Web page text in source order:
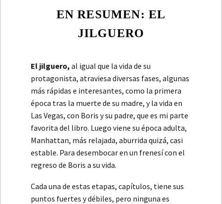
EN RESUMEN: EL
JILGUERO
El jilguero, al igual que la vida de su
protagonista, atraviesa diversas fases, algunas
más rápidas e interesantes, como la primera
época tras la muerte de su madre, y la vida en
Las Vegas, con Boris y su padre, que es mi parte
favorita del libro. Luego viene su época adulta,
Manhattan, más relajada, aburrida quizá, casi
estable. Para desembocar en un frenesí con el
regreso de Boris a su vida.
Cada una de estas etapas, capítulos, tiene sus
puntos fuertes y débiles, pero ninguna es